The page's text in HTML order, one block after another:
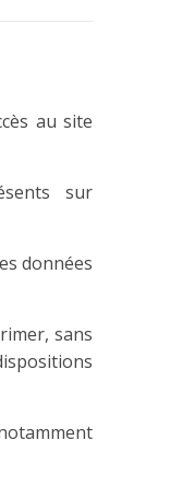
au site
sur
données
sans